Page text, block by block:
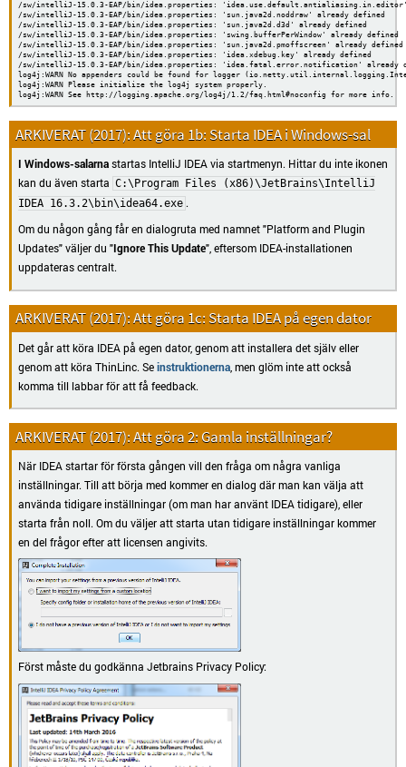
/sw/intelliJ-15.0.3-EAP/bin/idea.properties: 'idea.use.default.antialiasing.in.editor'
/sw/intelliJ-15.0.3-EAP/bin/idea.properties: 'sun.java2d.noddraw' already defined
/sw/intelliJ-15.0.3-EAP/bin/idea.properties: 'sun.java2d.d3d' already defined
/sw/intelliJ-15.0.3-EAP/bin/idea.properties: 'swing.bufferPerWindow' already defined
/sw/intelliJ-15.0.3-EAP/bin/idea.properties: 'sun.java2d.pmoffscreen' already defined
/sw/intelliJ-15.0.3-EAP/bin/idea.properties: 'idea.xdebug.key' already defined
/sw/intelliJ-15.0.3-EAP/bin/idea.properties: 'idea.fatal.error.notification' already
log4j:WARN No appenders could be found for logger
log4j:WARN Please initialize the log4j system properly.
Att göra 1b: Starta IDEA i Windows-sal
I Windows-salarnastartas IntelliJ IDEA via startmenyn. Hittar du inte ikonen
kan du även starta C:\Program Files (x86)\JetBrains\IntelliJ
IDEA 16.3.2\bin\idea64.exe .
Om du någon gång får en dialogruta med namnet "Platform and Plugin
Updates" väljer du "Ignore This Update", eftersom IDEA-installationen
uppdateras centralt.
Att göra 1c: Starta IDEA på egen dator
Det går att köra IDEA på egen dator, genom att installera det själv eller
genom att köra ThinLinc. Seinstruktionerna, men glöm inte att också
komma till labbar för att få feedback.
Att göra 2: Gamla inställningar?
När IDEA startar för första gången vill den fråga om några vanliga
inställningar. Till att börja med kommer en dialog där man kan välja att
använda tidigare inställningar (om man har använt IDEA tidigare), eller
starta från noll. Om du väljer att starta utan tidigare inställningar kommer
en del frågor efter att licensen angivits.
Först måste du godkänna Jetbrains Privacy Policy: